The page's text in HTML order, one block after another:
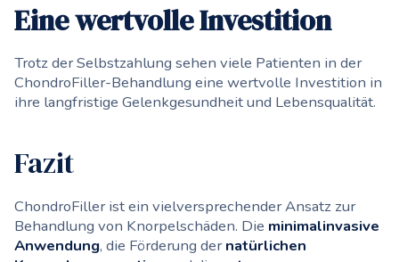
Eine wertvolle Investition
Trotz der Selbstzahlung sehen viele Patienten in der
ChondroFiller-Behandlung eine wertvolle Investition in
ihre langfristige Gelenkgesundheit und Lebensqualität.
Fazit
ChondroFiller ist ein vielversprechender Ansatz zur
Behandlung von Knorpelschäden. Die minimalinvasive
Anwendung, die Förderung dernatürlichen